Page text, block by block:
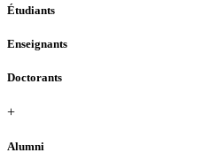
Étudiants
Enseignants
Doctorants
+
Alumni